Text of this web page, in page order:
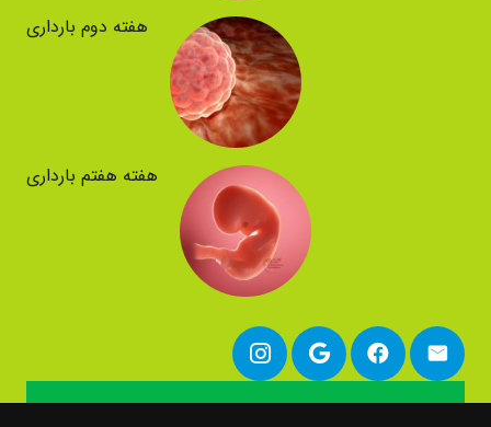
هفته دوم بارداری
هفته هفتم بارداری